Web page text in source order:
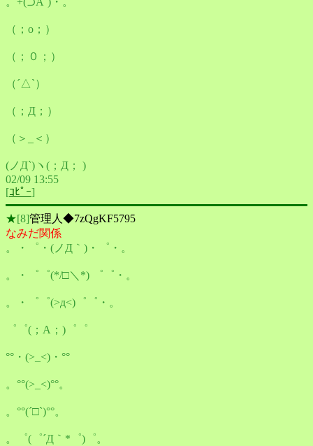
（；o；）
（；０；）
（´△`）
（；Д；）
（＞_＜）
(ノД`)ヽ(；Д； )
02/09 13:55
[ｺﾋﾟｰ]
★[8]管理人◆7zQgKF5795
なみだ関係
。・゜・(ノД｀)・゜・。
。・゜゜(*/□＼*) ゜゜・。
。・゜゜(>д<)゜゜・。
゜゜(；A；)゜゜
°°・(>_<)・°°
。°°(>_<)°°。
。°°(´□`)°°。
。゜(゜´Д｀*゜)゜。